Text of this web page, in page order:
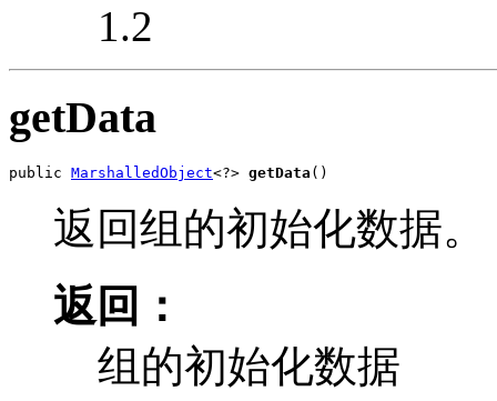
1.2
getData
public MarshalledObject<?> getData ()
返回组的初始化数据。
返回：
组的初始化数据